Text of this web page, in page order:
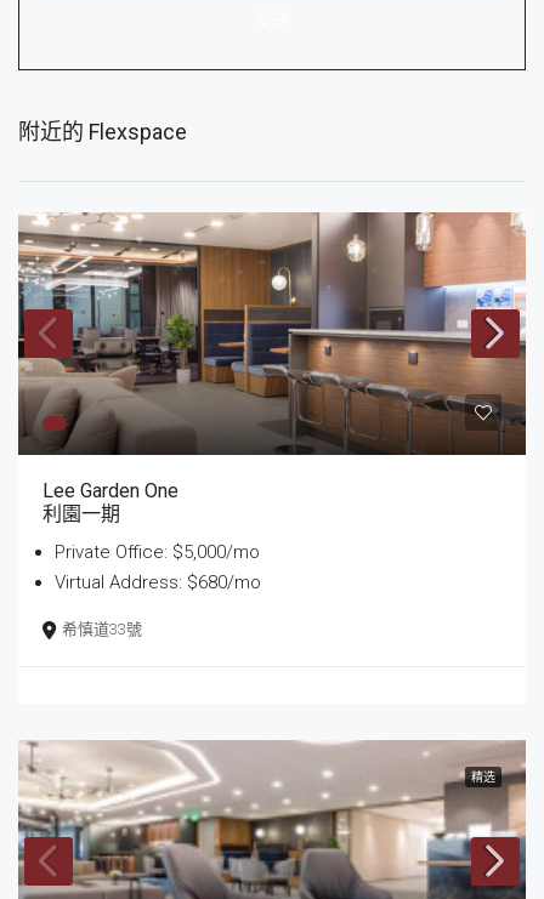
附近的 Flexspace
Lee Garden One
利園一期
Private Office: $5,000/mo
Virtual Address: $680/mo
希慎道33號
精选